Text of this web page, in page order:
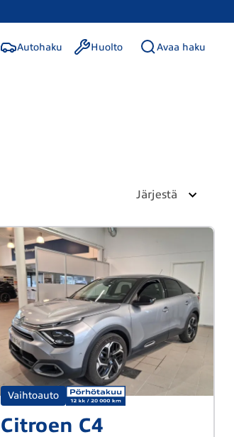
Autohaku Huolto Avaa haku
Järjestä
Vaihtoauto
Citroen C4